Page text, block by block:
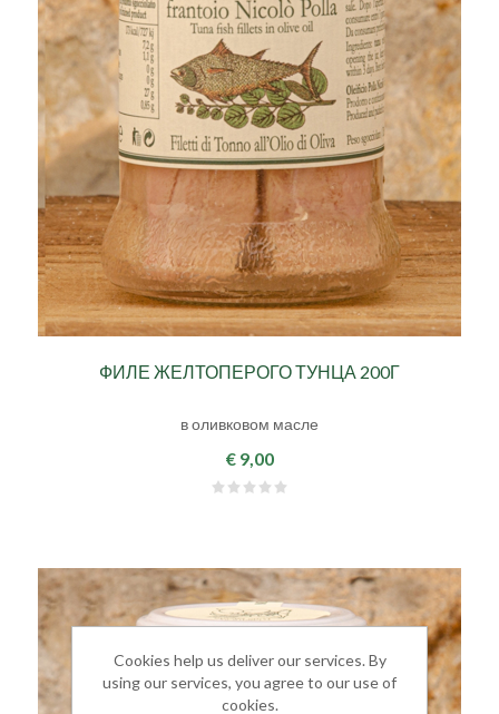
ФИЛЕ ЖЕЛТОПЕРОГО ТУНЦА 200Г
в оливковом масле
€ 9,00
Cookies help us deliver our services. By
using our services, you agree to our use of
cookies.